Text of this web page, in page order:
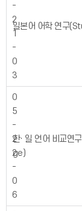
-
2
1
-
0
3
일본어 어학 연구
0
5
-
2
2
-
0
6
한· 일 언어 비교
ge)